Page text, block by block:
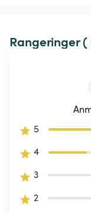
Rangeringer (
5
4
3
2